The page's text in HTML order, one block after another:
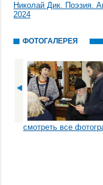
Николай Дик. Поэзия.
2024
ФОТОГАЛЕРЕЯ
смотреть все